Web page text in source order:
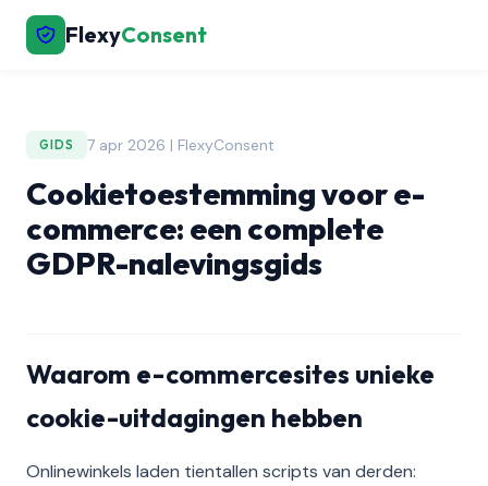
FlexyConsent
GIDS 7 apr 2026 | FlexyConsent
Cookietoestemming voor e-
commerce: een complete
GDPR-nalevingsgids
Waarom e-commercesites unieke
cookie-uitdagingen hebben
Onlinewinkels laden tientallen scripts van derden: